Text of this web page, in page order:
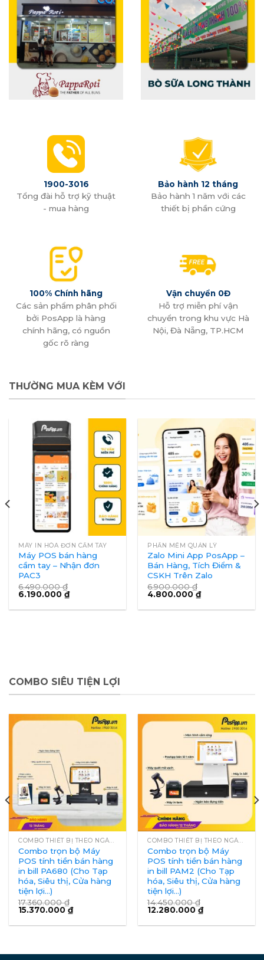
1900-3016
Tổng đài hỗ trợ kỹ thuật
- mua hàng
Bảo hành 12 tháng
Bảo hành 1 năm với các
thiết bị phần cứng
100% Chính hãng
Các sản phẩm phân phối
bởi PosApp là hàng
chính hãng, có nguồn
gốc rõ ràng
Vận chuyển 0Đ
Hỗ trợ miễn phí vận
chuyển trong khu vực Hà
Nội, Đà Nẵng, TP.HCM
THƯỜNG MUA KÈM VỚI
MÁY IN HÓA ĐƠN CẦM TAY
Máy POS bán hàng
cầm tay – Nhận đơn
PAC3
6.490.000₫
6.190.000₫
PHẦN MỀM QUẢN LÝ
Zalo Mini App PosApp –
Bán Hàng, Tích Điểm &
CSKH Trên Zalo
6.900.000₫
4.800.000₫
COMBO SIÊU TIỆN LỢI
COMBO THIẾT BỊ THEO NGÀNH
Combo trọn bộ Máy
POS tính tiền bán hàng
in bill PA680 (Cho Tạp
hóa, Siêu thị, Cửa hàng
tiện lợi…)
17.360.000₫
15.370.000₫
COMBO THIẾT BỊ THEO NGÀNH
Combo trọn bộ Máy
POS tính tiền bán hàng
in bill PAM2 (Cho Tạp
hóa, Siêu thị, Cửa hàng
tiện lợi…)
14.450.000₫
12.280.000₫